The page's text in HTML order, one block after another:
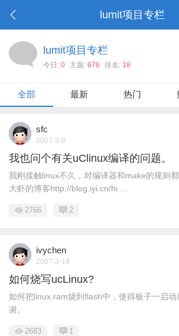
lumit项目专栏
lumit项目专栏
今日: 0 主题: 676 排名: 18
全部 最新 热门
sfc
2007-3-8
我也问个有关uClinux编译的问题。
我刚接触linux不久，对编译器和make的规则
大虾的博客http://blog.iyi.cn/hi ...
2766 2
ivychen
2007-3-19
如何烧写ucLinux?
如何把linux.ram烧到flash中，使得板子一启
谢。
2683 1